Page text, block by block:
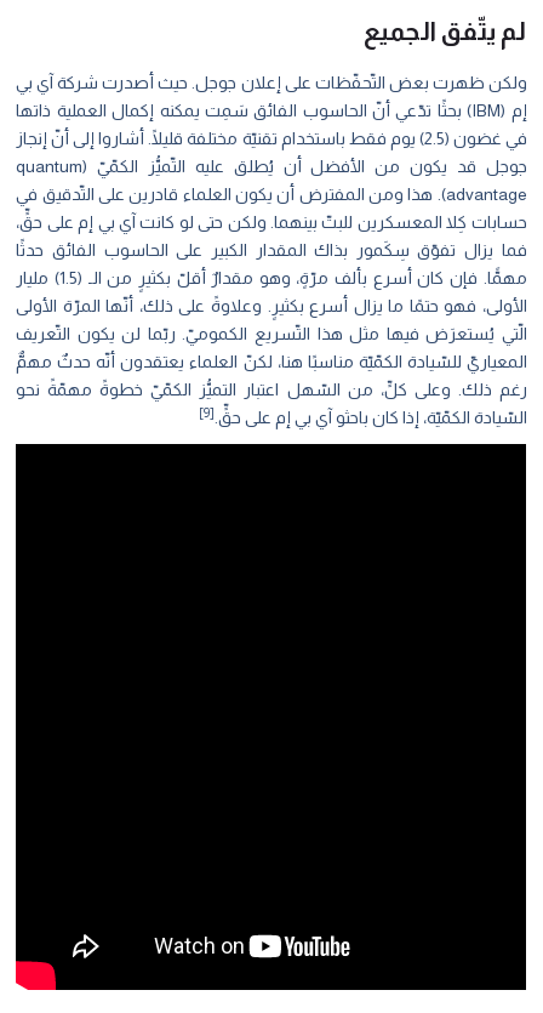
لم يتّفق الجميع
ولكن ظهرت بعض التّحفّظات على إعلان جوجل. حيث أصدرت شركة آي بي
إم (IBM) بحثًا تدّعي أنّ الحاسوب الفائق سَمِت يمكنه إكمال العملية ذاتها
في غضون (2.5) يوم فقط باستخدام تقنيّة مختلفة قليلًا. أشاروا إلى أنّ إنجاز
جوجل قد يكون من اﻷفضل أن يُطلق عليه التّميُّز الكمّيّ (quantum
advantage). هذا ومن المفترض أن يكون العلماء قادرين على التّدقيق في
حسابات كِلا المعسكرين للبتّ بينهما. ولكن حتى لو كانت آي بي إم على حقٍّ،
فما يزال تفوّق سِكَمور بذاك المقدار الكبير على الحاسوب الفائق حدثًا
مهمًّا. فإن كان أسرع بألف مرّةٍ، وهو مقدارٌ أقلّ بكثيرٍ من الـ (1.5) مليار
الأولى، فهو حتمًا ما يزال أسرع بكثيرٍ. وعلاوةً على ذلك، أنّها المرّة الأولى
الّتي يُستعرَض فيها مثل هذا التّسريع الكموميّ. ربّما لن يكون التّعريف
المعياريّ للسّيادة الكمّيّة مناسبًا هنا، لكنّ العلماء يعتقدون أنّه حدثٌ مهمٌّ
رغم ذلك. وعلى كلٍّ، من السّهل اعتبار التميُّز الكمّيّ خطوةً مهمّةً نحو
السّيادة الكمّيّة، إذا كان باحثو آي بي إم على حقٍّ. [9]